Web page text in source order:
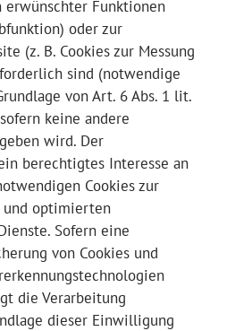
erwünschter Funktionen
oder zur
(z. B. Cookies zur Messung
sind (notwendige
von Art. 6 Abs. 1 lit.
keine andere
wird. Der
berechtigtes Interesse an
Cookies zur
optimierten
Sofern eine
von Cookies und
die Verarbeitung
dieser Einwilligung